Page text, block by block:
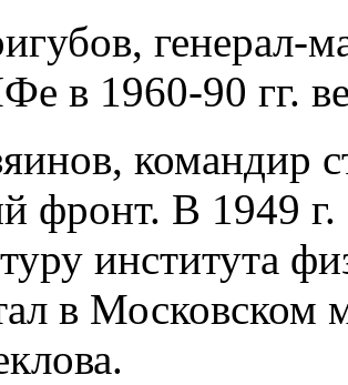
генерал-
в 1960-90 гг.
командир
фронт. В 1949
института
в Московском